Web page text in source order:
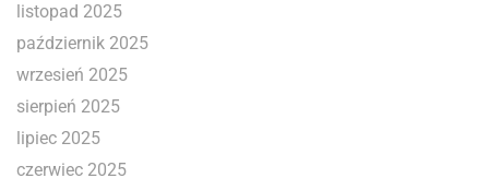
listopad 2025
październik 2025
wrzesień 2025
sierpień 2025
lipiec 2025
czerwiec 2025